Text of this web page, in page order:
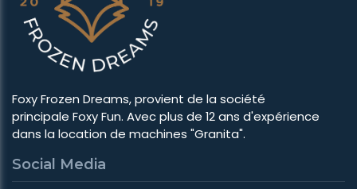
​​​​​​Foxy Frozen Dreams, provient de la société
principale Foxy Fun. Avec plus de 12 ans d'expérience
dans la location de machines "Granita".
Social Media